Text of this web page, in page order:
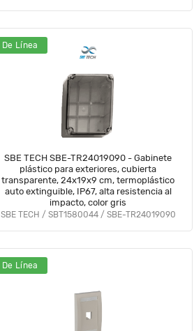
De Línea
SBE TECH SBE-TR24019090 - Gabinete
plástico para exteriores, cubierta
transparente, 24x19x9 cm, termoplástico
auto extinguible, IP67, alta resistencia al
impacto, color gris
SBE TECH / SBT1580044 / SBE-TR24019090
De Línea